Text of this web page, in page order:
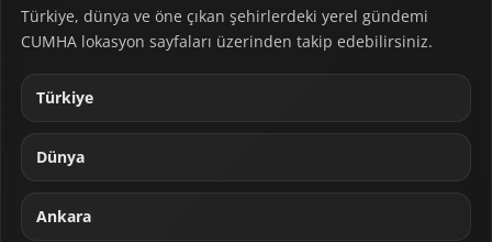
Türkiye, dünya ve öne çıkan şehirlerdeki yerel gündemi
CUMHA lokasyon sayfaları üzerinden takip edebilirsiniz.
Türkiye
Dünya
Ankara